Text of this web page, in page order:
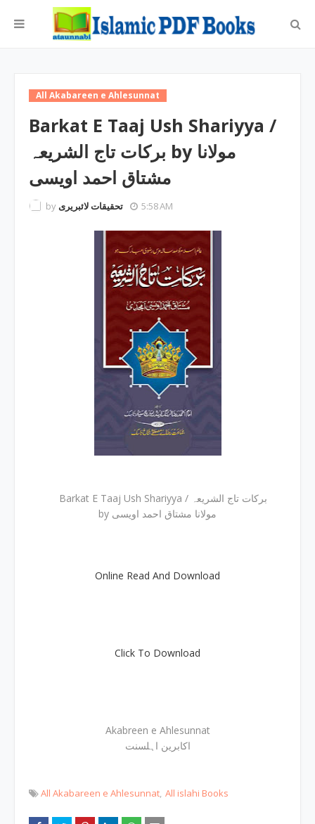
All Akabareen e Ahlesunnat
Barkat E Taaj Ush Shariyya /
برکات تاج الشریعہ by مولانا
مشتاق احمد اویسی
by تحقیقات لائبریری 5:58 AM
Barkat E Taaj Ush Shariyya / برکات تاج الشریعہ
by مولانا مشتاق احمد اویسی
Online Read And Download
Click To Download
Akabreen e Ahlesunnat
اکابرین اہلسنت
All Akabareen e Ahlesunnat All islahi Books